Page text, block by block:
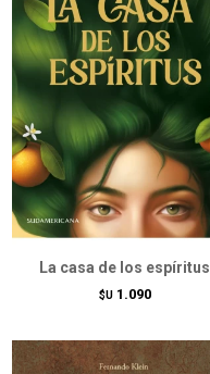
La casa de los espíritus
$U 1.090